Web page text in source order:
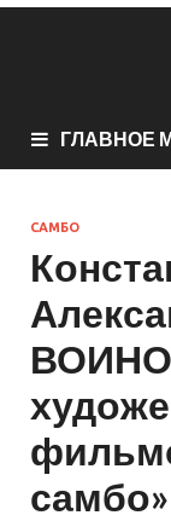
ГЛАВНОЕ
САМБО
самбо»